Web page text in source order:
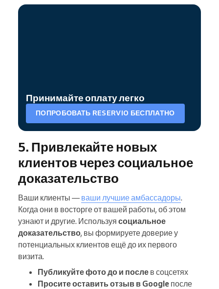
Принимайте оплату легко
ПОПРОБОВАТЬ RESERVIO БЕСПЛАТНО
5. Привлекайте новых
клиентов через социальное
доказательство
Ваши клиенты — ваши лучшие амбассадоры.
Когда они в восторге от вашей работы, об этом
узнают и другие. Используя социальное
доказательство, вы формируете доверие у
потенциальных клиентов ещё до их первого
визита.
Публикуйте фото до и после в соцсетях
Просите оставить отзыв в Google после